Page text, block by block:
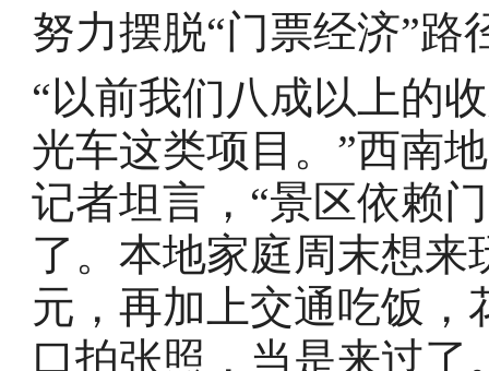
努力摆脱“门票经济”路
“以前我们八成以上的
光车这类项目。”西南
记者坦言，“景区依赖
了。本地家庭周末想
元，再加上交通吃饭
口拍张照，当是来过了